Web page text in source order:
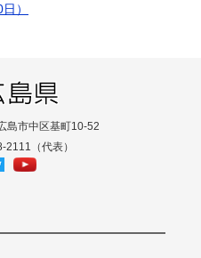
）
島市中区基町10-52
2111（代表）